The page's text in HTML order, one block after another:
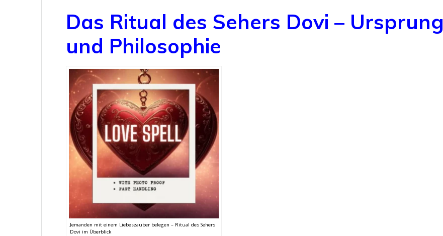
Das Ritual des Sehers Dovi – Ursprung
und Philosophie
Jemanden mit einem Liebeszauber belegen – Ritual des Sehers
Dovi im Überblick